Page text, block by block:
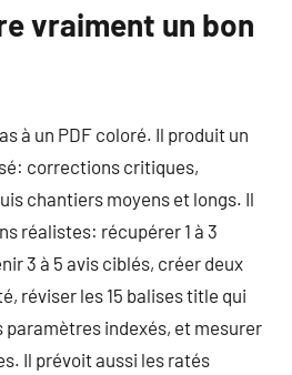
vraiment un bon
à un PDF coloré. Il produit un
corrections critiques,
chantiers moyens et longs. Il
réalistes: récupérer 1 à 3
3 à 5 avis ciblés, créer deux
réviser les 15 balises title qui
indexés, et mesurer
Il prévoit aussi les ratés